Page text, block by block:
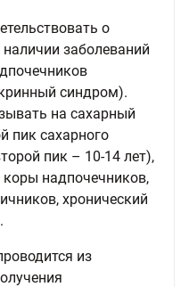
о
заболеваний
синдром).
на сахарный
пик сахарного
пик – 10-14 лет),
надпочечников,
хронический
из